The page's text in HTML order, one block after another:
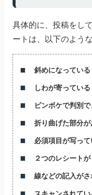
具体的に、投稿をし
ートは、以下のよう
斜めになっている
しわが寄っている
ピンボケで判別
折り曲げた部分が
必須項目が写っ
２つのレシート
線などの記入がさ